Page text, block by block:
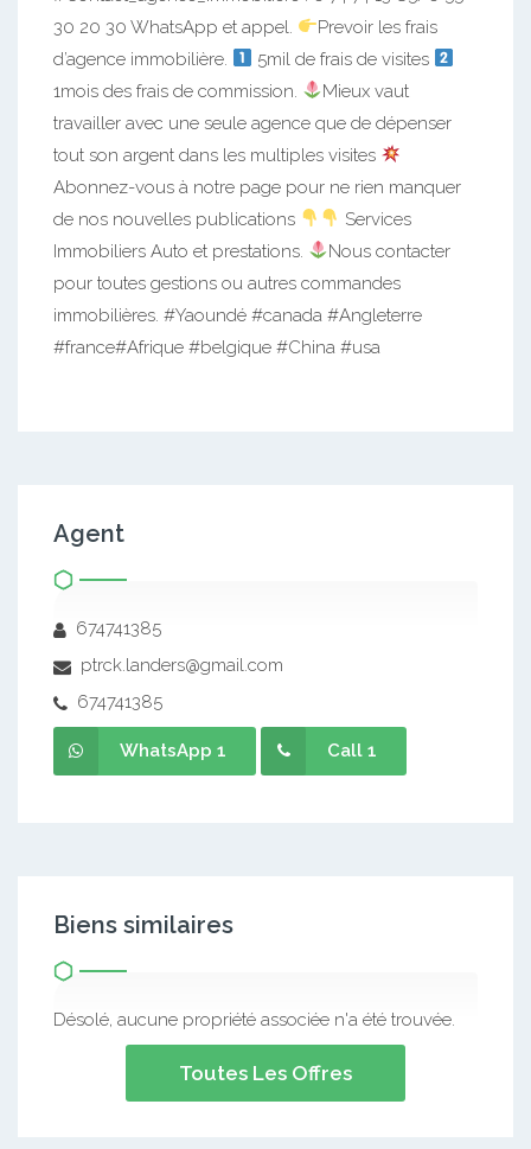
30 20 30 WhatsApp et appel.
Prevoir les frais
d’agence immobilière.
5mil de frais de visites
1mois des frais de commission.
Mieux vaut
travailler avec une seule agence que de dépenser
tout son argent dans les multiples visites
Abonnez-vous à notre page pour ne rien manquer
de nos nouvelles publications
Services
Immobiliers Auto et prestations.
Nous contacter
pour toutes gestions ou autres commandes
immobilières. #Yaoundé #canada #Angleterre
#france#Afrique #belgique #China #usa
Agent
674741385
ptrck.landers@gmail.com
674741385
WhatsApp 1 Call 1
Biens similaires
Désolé, aucune propriété associée n'a été trouvée.
Toutes Les Offres